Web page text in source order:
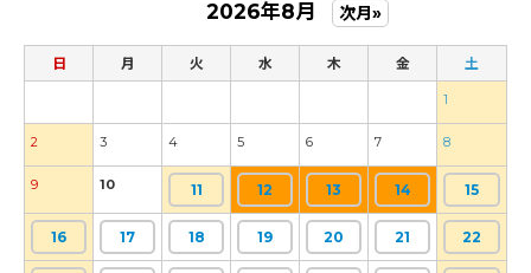
2026年8月 次月»
日 月 火 水 木 金 土
1
2 3 4 5 6 7 8
9 10 11 12 13 14 15
16 17 18 19 20 21 22